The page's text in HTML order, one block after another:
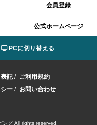
会員登録
公式ホームページ
PCに切り替える
記/ ご利用規約
ー / お問い合わせ
ング All rights reserved.